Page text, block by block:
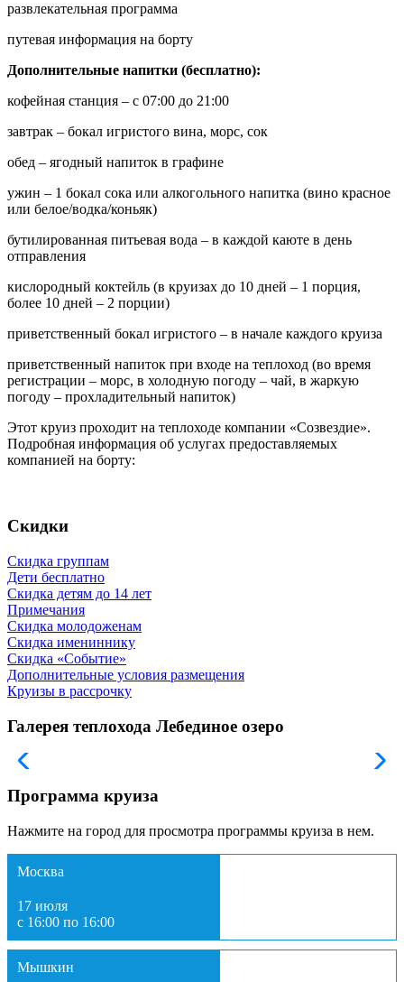
развлекательная программа
путевая информация на борту
Дополнительные напитки (бесплатно):
кофейная станция – с 07:00 до 21:00
завтрак – бокал игристого вина, морс, сок
обед – ягодный напиток в графине
ужин – 1 бокал сока или алкогольного напитка (вино красное
или белое/водка/коньяк)
бутилированная питьевая вода – в каждой каюте в день
отправления
кислородный коктейль (в круизах до 10 дней – 1 порция,
более 10 дней – 2 порции)
приветственный бокал игристого – в начале каждого круиза
приветственный напиток при входе на теплоход (во время
регистрации – морс, в холодную погоду – чай, в жаркую
погоду – прохладительный напиток)
Этот круиз проходит на теплоходе компании «Созвездие».
Подробная информация об услугах предоставляемых
компанией на борту:
Скидки
Скидка группам
Дети бесплатно
Скидка детям до 14 лет
Примечания
Скидка молодоженам
Скидка имениннику
Скидка «Событие»
Дополнительные условия размещения
Круизы в рассрочку
Галерея теплохода Лебединое озеро
Программа круиза
Нажмите на город для просмотра программы круиза в нем.
Москва
17 июля
с 16:00 по 16:00
Мышкин